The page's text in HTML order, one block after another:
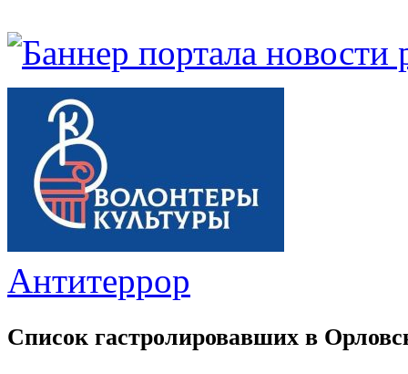
Антитеррор
Список гастролировавших в